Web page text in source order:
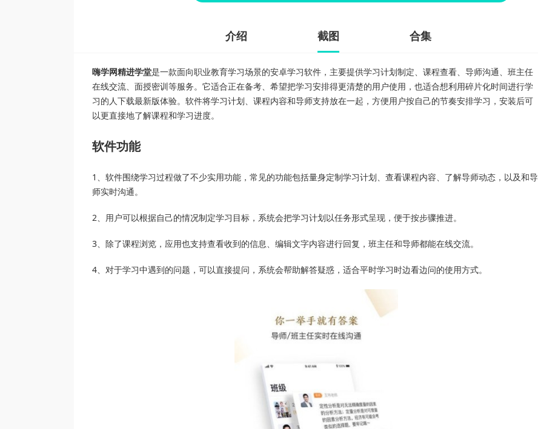
介绍 截图 合集
嗨学网精进学堂是一款面向职业教育学习场景的安卓学习软件，主要提供学习计划制定、课程查看、导师沟通、班主任
在线交流、面授密训等服务。它适合正在备考、希望把学习安排得更清楚的用户使用，也适合想利用碎片化时间进行学
习的人下载最新版体验。软件将学习计划、课程内容和导师支持放在一起，方便用户按自己的节奏安排学习，安装后可
以更直接地了解课程和学习进度。
软件功能
1、软件围绕学习过程做了不少实用功能，常见的功能包括量身定制学习计划、查看课程内容、了解导师动态，以及和导
师实时沟通。
2、用户可以根据自己的情况制定学习目标，系统会把学习计划以任务形式呈现，便于按步骤推进。
3、除了课程浏览，应用也支持查看收到的信息、编辑文字内容进行回复，班主任和导师都能在线交流。
4、对于学习中遇到的问题，可以直接提问，系统会帮助解答疑惑，适合平时学习时边看边问的使用方式。